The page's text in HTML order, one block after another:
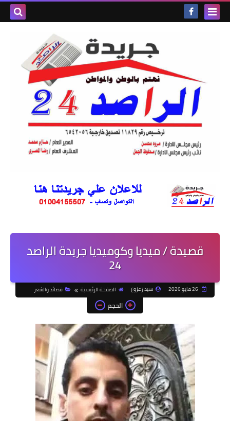
قصيدة / ميديا وكوميديا جريدة الراصد
24
سيد زعزوع الصفحة الرئيسية قصائد والشعر
الحجم